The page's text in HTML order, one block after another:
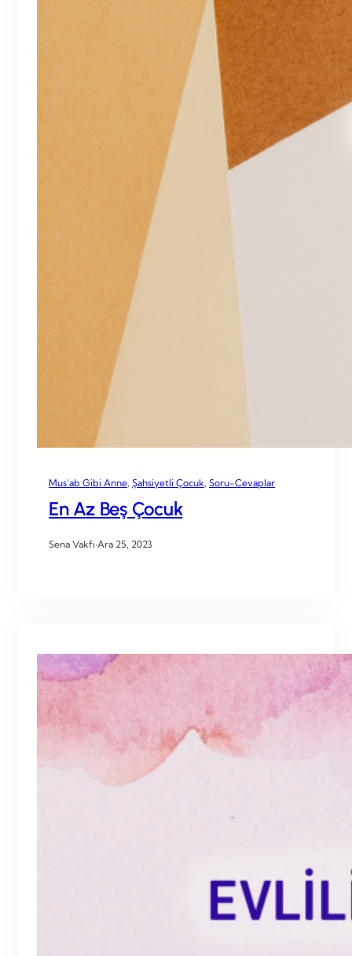
Mus’ab Gibi Anne Şahsiyetli Çocuk Soru-Cevaplar
En Az Beş Çocuk
Sena Vakfı·Ara 25, 2023